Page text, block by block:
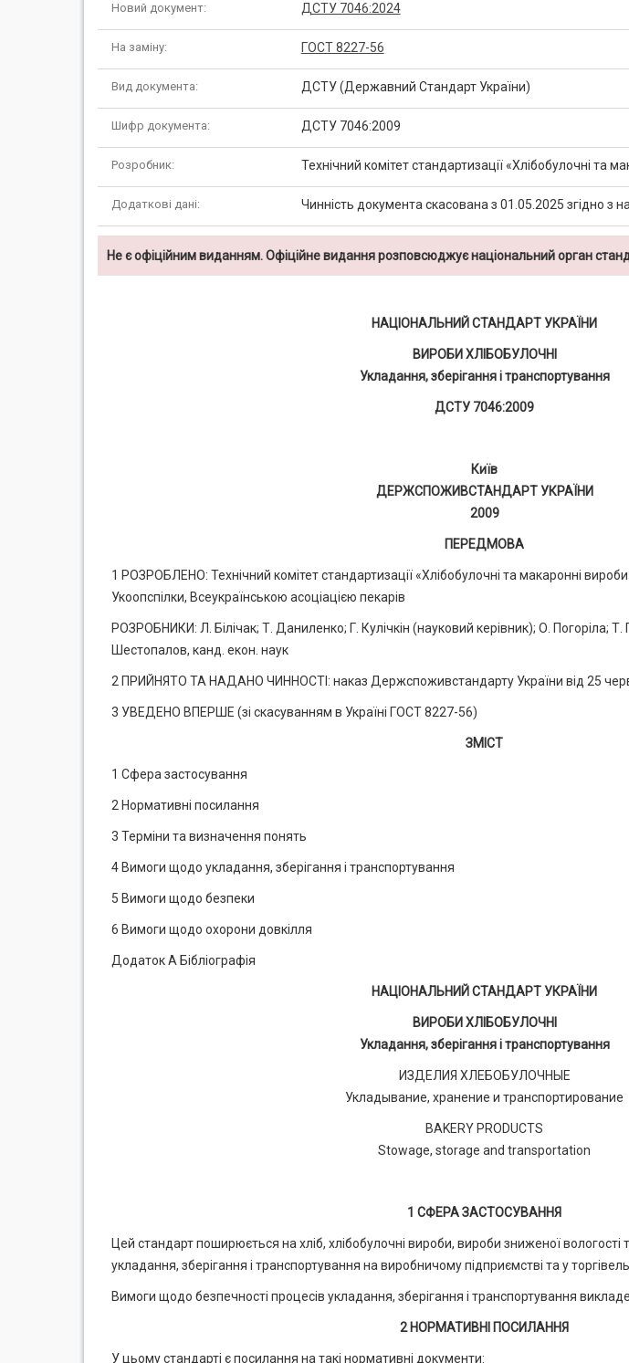
Новий документ: ДСТУ 7046:2024
На заміну: ГОСТ 8227-56
Вид документа: ДСТУ (Державний Стандарт України)
Шифр документа: ДСТУ 7046:2009
Розробник: Технічний комітет стандартизації «Хлібобулочні та
Додаткові дані: Чинність документа скасована з 01.05.2025 згідно з
Не є офіційним виданням. Офіційне видання розповсюджує національний орган
НАЦІОНАЛЬНИЙ СТАНДАРТ УКРАЇНИ
ВИРОБИ ХЛІБОБУЛОЧНІ
Укладання, зберігання і транспортування
ДСТУ 7046:2009
Київ
ДЕРЖСПОЖИВСТАНДАРТ УКРАЇНИ
2009
ПЕРЕДМОВА
1 РОЗРОБЛЕНО: Технічний комітет стандартизації «Хлібобулочні та макаронні
Укоопспілки, Всеукраїнською асоціацією пекарів
РОЗРОБНИКИ: Л. Білічак; Т. Даниленко; Г. Кулічкін (науковий керівник); О. Погоріла;
Шестопалов, канд. екон. наук
2 ПРИЙНЯТО ТА НАДАНО ЧИННОСТІ: наказ Держспоживстандарту України від 25
3 УВЕДЕНО ВПЕРШЕ (зі скасуванням в Україні ГОСТ 8227-56)
ЗМІСТ
1 Сфера застосування
2 Нормативні посилання
3 Терміни та визначення понять
4 Вимоги щодо укладання, зберігання і транспортування
5 Вимоги щодо безпеки
6 Вимоги щодо охорони довкілля
Додаток А Бібліографія
НАЦІОНАЛЬНИЙ СТАНДАРТ УКРАЇНИ
ВИРОБИ ХЛІБОБУЛОЧНІ
Укладання, зберігання і транспортування
ИЗДЕЛИЯ ХЛЕБОБУЛОЧНЫЕ
Укладывание, хранение и транспортирование
BAKERY PRODUCTS
Stowage, storage and transportation
1 СФЕРА ЗАСТОСУВАННЯ
Цей стандарт поширюється на хліб, хлібобулочні вироби, вироби зниженої
укладання, зберігання і транспортування на виробничому підприємстві та у
Вимоги щодо безпечності процесів укладання, зберігання і транспортування
2 НОРМАТИВНІ ПОСИЛАННЯ
У цьому стандарті є посилання на такі нормативні документи: